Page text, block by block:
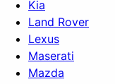
Kia
Land Rover
Lexus
Maserati
Mazda